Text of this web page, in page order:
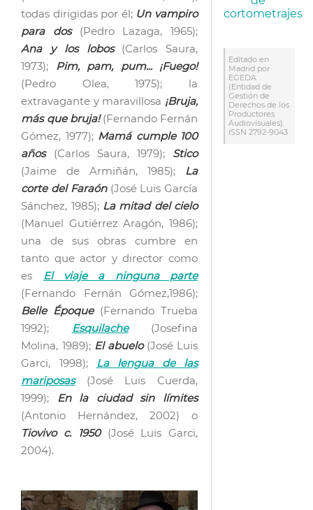
todas dirigidas por él; Un vampiro
para dos(Pedro Lazaga, 1965);
Ana y los lobos(Carlos Saura,
1973); Pim, pam, pum... ¡Fuego!
(Pedro Olea, 1975); la
extravagante y maravillosa ¡Bruja,
más que bruja!(Fernando Fernán
Gómez, 1977); Mamá cumple 100
años(Carlos Saura, 1979); Stico
(Jaime de Armiñán, 1985); La
corte del Faraón(José Luis García
Sánchez, 1985); La mitad del cielo
(Manuel Gutiérrez Aragón, 1986);
una de sus obras cumbre en
tanto que actor y director como
es El viaje a ninguna parte
(Fernando Fernán Gómez,1986);
Belle Époque(Fernando Trueba
1992); Esquilache(Josefina
Molina, 1989); El abuelo(José Luis
Garci, 1998); La lengua de las
mariposas(José Luis Cuerda,
1999); En la ciudad sin límites
(Antonio Hernández, 2002) o
Tiovivo c. 1950(José Luis Garci,
2004).
cortometrajes
Editado en
Madrid por
EGEDA
(Entidad de
Gestión de
Derechos de los
Productores
Audiovisuales).
ISSN 2792-9043